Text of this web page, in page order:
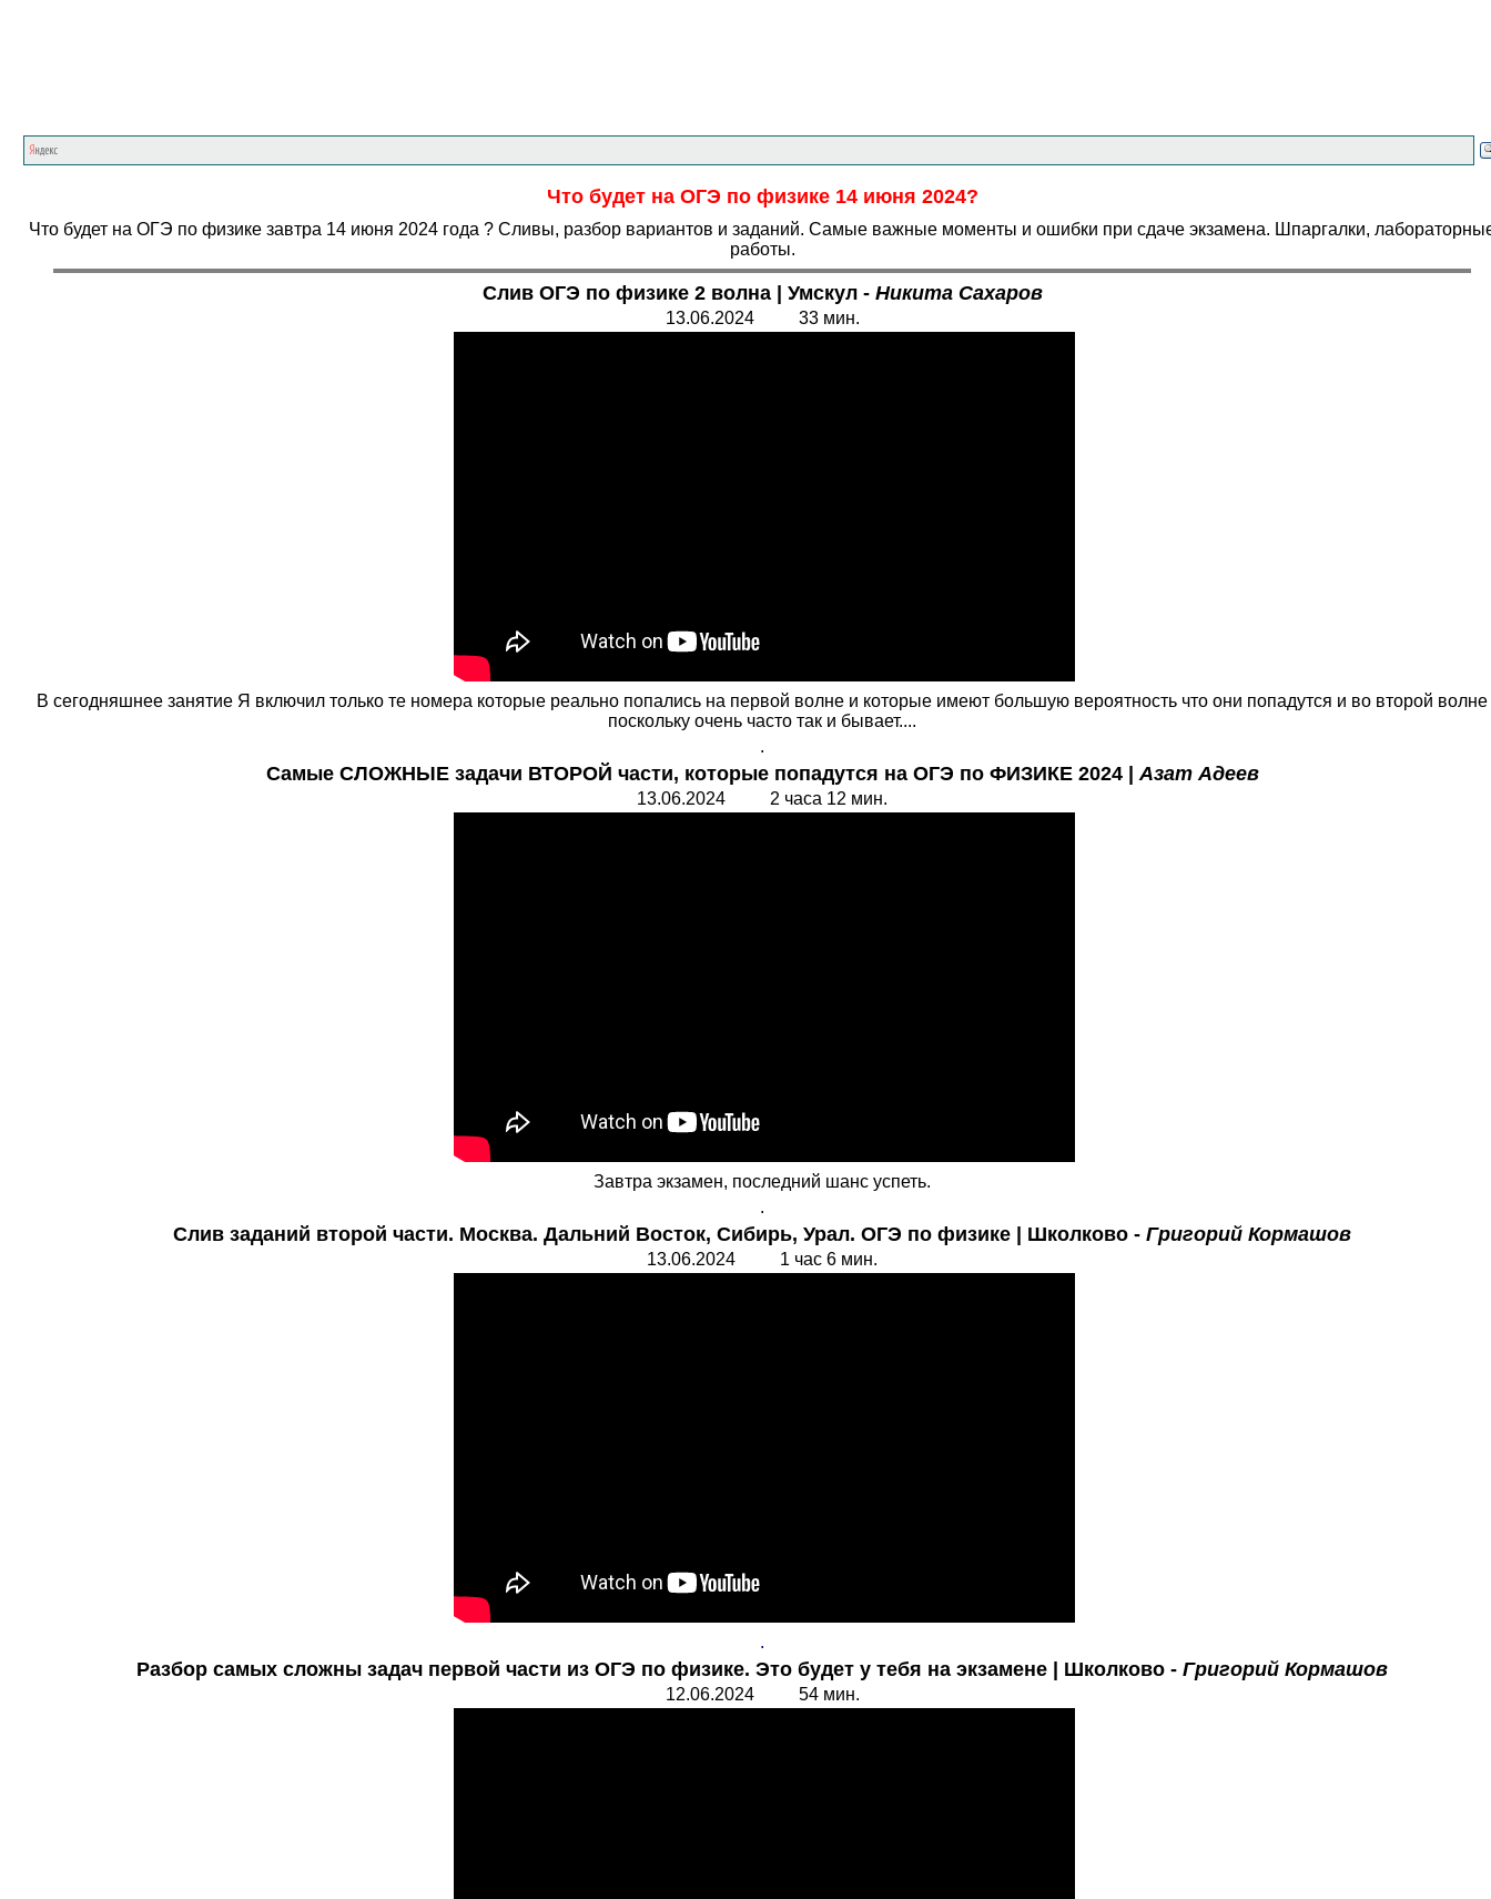
Что будет на ОГЭ по физике 14 июня 2024?
Что будет на ОГЭ по физике завтра 14 июня 2024 года ? Сливы, разбор вариантов и заданий. Самые важные моменты и ошибки при сдаче экзамена. Шпаргалки,
работы.
Слив ОГЭ по физике 2 волна | Умскул - Никита Сахаров
13.06.2024 33 мин.
В сегодняшнее занятие Я включил только те номера которые реально попались на первой волне и которые имеют большую вероятность что они попадутся и во второй волне
поскольку очень часто так и бывает....
.
Самые СЛОЖНЫЕ задачи ВТОРОЙ части, которые попадутся на ОГЭ по ФИЗИКЕ 2024 | Азат Адеев
13.06.2024 2 часа 12 мин.
Завтра экзамен, последний шанс успеть.
.
Слив заданий второй части. Москва. Дальний Восток, Сибирь, Урал. ОГЭ по физике | Школково - Григорий Кормашов
13.06.2024 1 час 6 мин.
.
Разбор самых сложны задач первой части из ОГЭ по физике. Это будет у тебя на экзамене | Школково - Григорий Кормашов
12.06.2024 54 мин.